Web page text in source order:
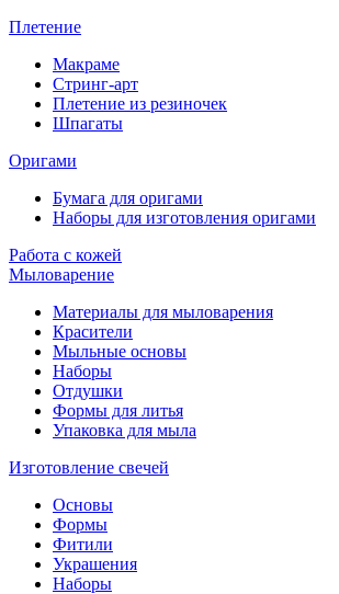
Плетение
Макраме
Стринг-арт
Плетение из резиночек
Шпагаты
Оригами
Бумага для оригами
Наборы для изготовления оригами
Работа с кожей
Мыловарение
Материалы для мыловарения
Красители
Мыльные основы
Наборы
Отдушки
Формы для литья
Упаковка для мыла
Изготовление свечей
Основы
Формы
Фитили
Украшения
Наборы